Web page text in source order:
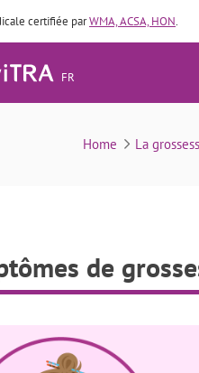
certifiée parWMA, ACSA, HON.
FR
Home La
de